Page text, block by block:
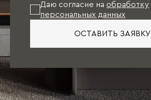
Даю согласие на обработку
персональных данных
ОСТАВИТЬ ЗАЯВКУ